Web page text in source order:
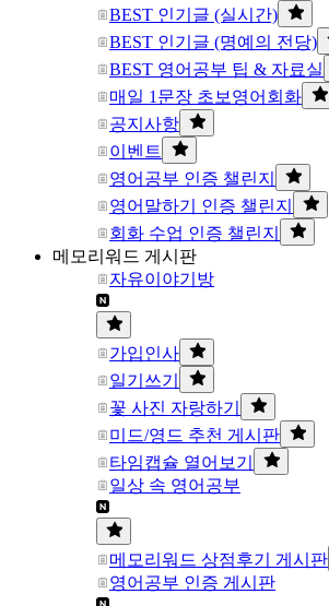
BEST 인기글 (실시간)
BEST 인기글 (명예의 전당)
BEST 영어공부 팁 & 자료실
매일 1문장 초보영어회화
공지사항
이벤트
영어공부 인증 챌린지
영어말하기 인증 챌린지
회화 수업 인증 챌린지
메모리워드 게시판
자유이야기방
가입인사
일기쓰기
꽃 사진 자랑하기
미드/영드 추천 게시판
타임캡슐 열어보기
일상 속 영어공부
메모리워드 상점후기 게시판
영어공부 인증 게시판